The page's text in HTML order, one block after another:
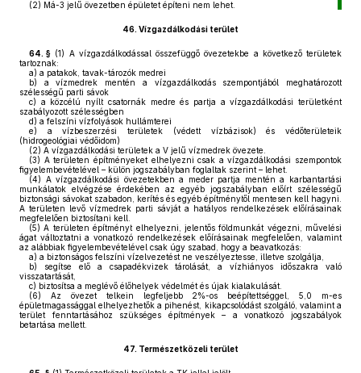
(2) Má-3 jelű övezetben épületet építeni nem lehet.
46. Vízgazdálkodási terület
64. § (1) A vízgazdálkodással összefüggő övezetekbe a következő területek
tartoznak:
a) a patakok, tavak-tározók medrei
b) a vízmedrek mentén a vízgazdálkodás szempontjából meghatározott
szélességű parti sávok
c) a közcélú nyílt csatornák medre és partja a vízgazdálkodási területként
szabályozott szélességben
d) a felszíni vízfolyások hullámterei
e) a vízbeszerzési területek (védett vízbázisok) és védőterületeik
(hidrogeológiai védőidom)
(2) A vízgazdálkodási területek a V jelű vízmedrek övezete.
(3) A területen építményeket elhelyezni csak a vízgazdálkodási szempontok
figyelembevételével – külön jogszabályban foglaltak szerint – lehet.
(4) A vízgazdálkodási övezetekben a meder partja mentén a karbantartási
munkálatok elvégzése érdekében az egyéb jogszabályban előírt szélességű
biztonsági sávokat szabadon, kerítés és egyéb építménytől mentesen kell hagyni.
A területen levő vízmedrek parti sávját a hatályos rendelkezések előírásainak
megfelelően biztosítani kell.
(5) A területen építményt elhelyezni, jelentős földmunkát végezni, művelési
ágat változtatni a vonatkozó rendelkezések előírásainak megfelelően, valamint
az alábbiak figyelembevételével csak úgy szabad, hogy a beavatkozás:
a) a biztonságos felszíni vízelvezetést ne veszélyeztesse, illetve szolgálja,
b) segítse elő a csapadékvizek tárolását, a vízhiányos időszakra való
visszatartását,
c) biztosítsa a meglévő élőhelyek védelmét és újak kialakulását.
(6) Az övezet telkein legfeljebb 2%-os beépítettséggel, 5,0 m-es
épületmagassággal elhelyezhetők a pihenést, kikapcsolódást szolgáló, valamint a
terület fenntartásához szükséges építmények – a vonatkozó jogszabályok
betartása mellett.
47. Természetközeli terület